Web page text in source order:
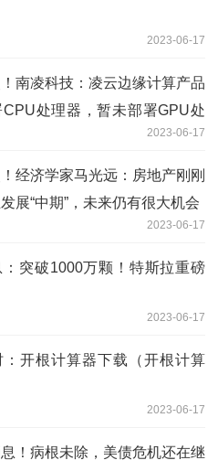
2023-06-17
南凌科技：凌云边缘计算产品
CPU处理器，暂未部署GPU处
2023-06-17
经济学家马光远：房地产刚刚
展“中期”，未来仍有很大机会
2023-06-17
：突破1000万颗！特斯拉重磅
2023-06-17
：开根计算器下载（开根计算
2023-06-17
！病根未除，美债危机还在继